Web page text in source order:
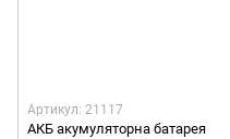
Артикул: 21117
АКБ акумуляторна батарея